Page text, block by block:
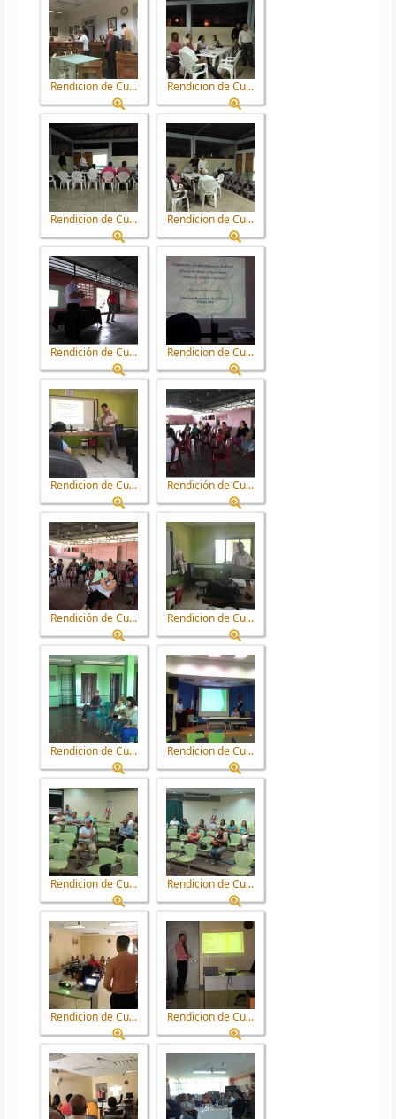
Rendicion de Cu... Rendicion de Cu...
Rendicion de Cu... Rendicion de Cu...
Rendición de Cu... Rendicion de Cu...
Rendicion de Cu... Rendición de Cu...
Rendición de Cu... Rendicion de Cu...
Rendicion de Cu... Rendicion de Cu...
Rendicion de Cu... Rendicion de Cu...
Rendicion de Cu... Rendicion de Cu...